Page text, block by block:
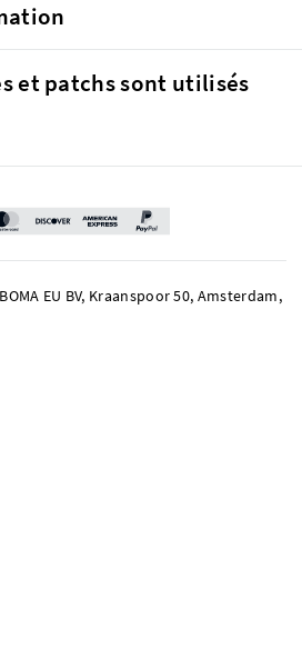
et patchs sont utilisés
EU BV, Kraanspoor 50, Amsterdam,